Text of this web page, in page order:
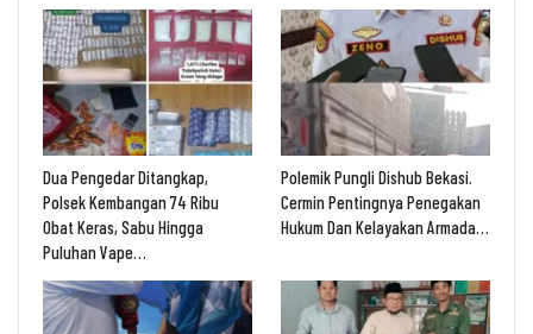
Dua Pengedar Ditangkap,
Polsek Kembangan 74 Ribu
Obat Keras, Sabu Hingga
Puluhan Vape…
Polemik Pungli Dishub Bekasi.
Cermin Pentingnya Penegakan
Hukum Dan Kelayakan Armada…